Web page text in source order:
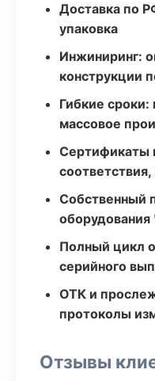
Доставка по
упаковка
Инжиниринг:
конструкции
Гибкие
массовое
Сертификаты
соответствия,
Собственный
Полный цикл
серийного
ОТК и
протоколы
Отзывы